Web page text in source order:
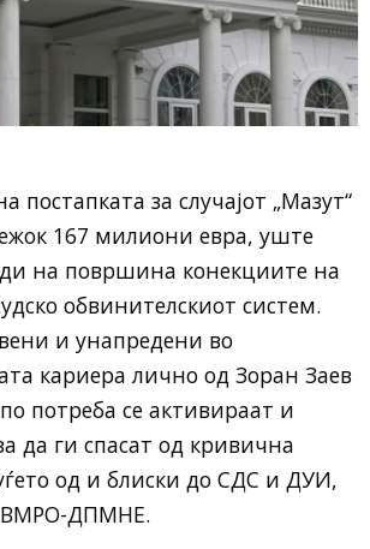
постапката за случајот „Мазут“
167 милиони евра, уште
на површина конекциите на
обвинителскиот систем.
и унапредени во
кариера лично од Зоран Заев
потреба се активираат и
да ги спасат од кривична
од и блиски до СДС и ДУИ,
ВМРО-ДПМНЕ.